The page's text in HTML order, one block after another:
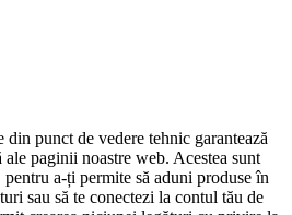
din punct de vedere tehnic garantează
paginii noastre web. Acestea sunt
a-ți permite să aduni produse în
sau să te conectezi la contul tău de